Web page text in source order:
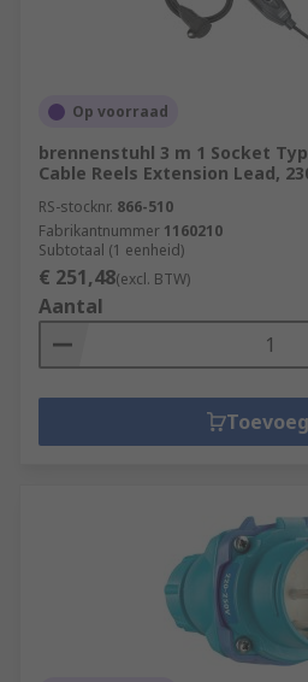
Op voorraad
brennenstuhl 3 m 1 Socket
Cable Reels Extension Lead,
RS-stocknr. 866-510
Fabrikantnummer 1160210
Subtotaal (1 eenheid)
€ 251,48(excl. BTW)
Aantal